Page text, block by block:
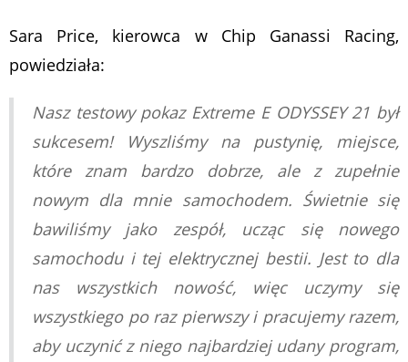
Sara Price, kierowca w Chip Ganassi Racing,
powiedziała:
Nasz testowy pokaz Extreme E ODYSSEY 21 był
sukcesem! Wyszliśmy na pustynię, miejsce,
które znam bardzo dobrze, ale z zupełnie
nowym dla mnie samochodem. Świetnie się
bawiliśmy jako zespół, ucząc się nowego
samochodu i tej elektrycznej bestii. Jest to dla
nas wszystkich nowość, więc uczymy się
wszystkiego po raz pierwszy i pracujemy razem,
aby uczynić z niego najbardziej udany program,